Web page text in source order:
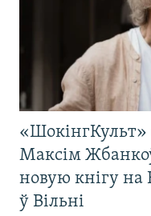
Максім
новую кнігу
ў Вільні